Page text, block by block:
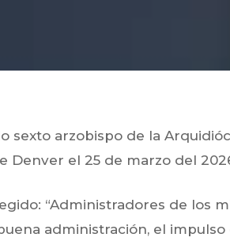
sexto arzobispo de la
Denver el 25 de marzo del
“Administradores de los
administración, el